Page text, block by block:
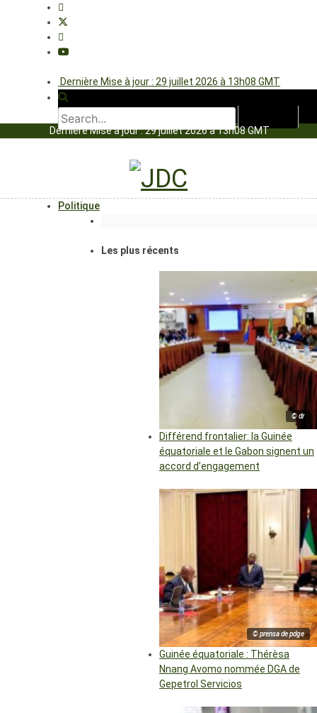
Dernière Mise à jour : 29 juillet 2026 à 13h08 GMT
Dernière Mise à jour : 29 juillet 2026 à 13h08 GMT
Politique
Les plus récents
© dr
Différend frontalier: la Guinée
équatoriale et le Gabon signent un
accord d’engagement
© prensa de pdge
Guinée équatoriale : Thérèsa
Nnang Avomo nommée DGA de
Gepetrol Servicios